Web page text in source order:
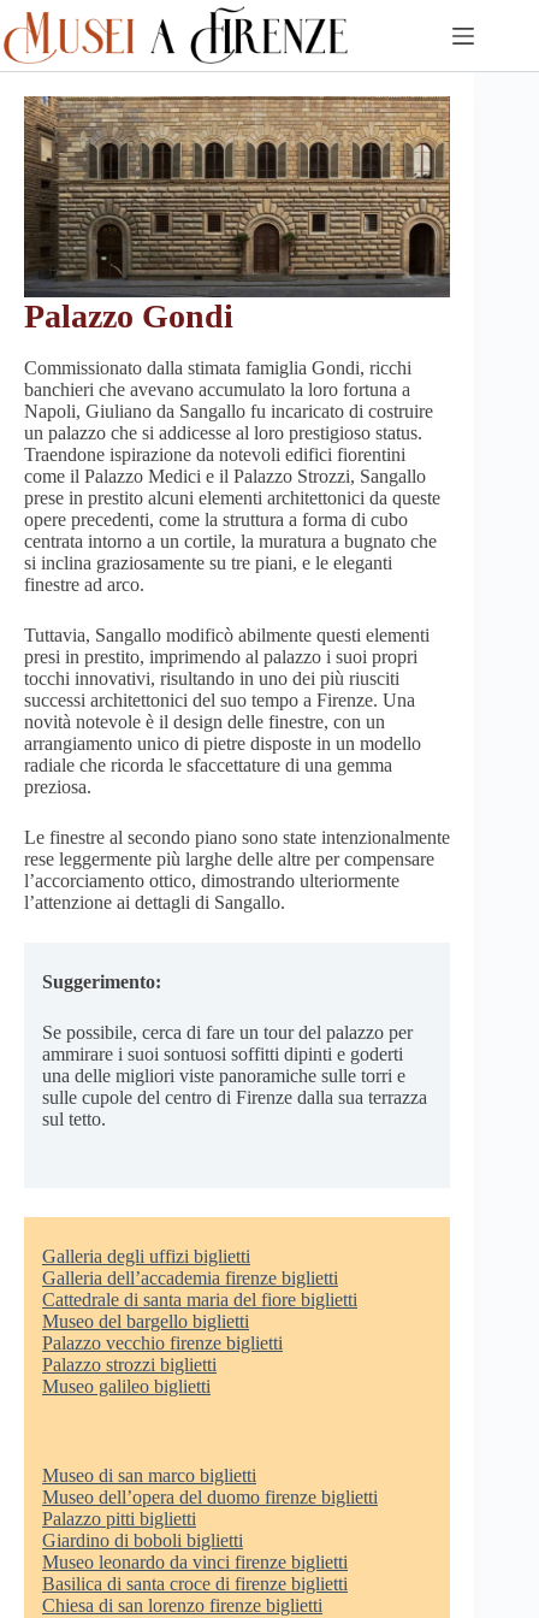
Skip
to
content
Palazzo Gondi
Commissionato dalla stimata famiglia Gondi, ricchi
banchieri che avevano accumulato la loro fortuna a
Napoli, Giuliano da Sangallo fu incaricato di costruire
un palazzo che si addicesse al loro prestigioso status.
Traendone ispirazione da notevoli edifici fiorentini
come il Palazzo Medici e il Palazzo Strozzi, Sangallo
prese in prestito alcuni elementi architettonici da queste
opere precedenti, come la struttura a forma di cubo
centrata intorno a un cortile, la muratura a bugnato che
si inclina graziosamente su tre piani, e le eleganti
finestre ad arco.
Tuttavia, Sangallo modificò abilmente questi elementi
presi in prestito, imprimendo al palazzo i suoi propri
tocchi innovativi, risultando in uno dei più riusciti
successi architettonici del suo tempo a Firenze. Una
novità notevole è il design delle finestre, con un
arrangiamento unico di pietre disposte in un modello
radiale che ricorda le sfaccettature di una gemma
preziosa.
Le finestre al secondo piano sono state intenzionalmente
rese leggermente più larghe delle altre per compensare
l’accorciamento ottico, dimostrando ulteriormente
l’attenzione ai dettagli di Sangallo.
Suggerimento:
Se possibile, cerca di fare un tour del palazzo per
ammirare i suoi sontuosi soffitti dipinti e goderti
una delle migliori viste panoramiche sulle torri e
sulle cupole del centro di Firenze dalla sua terrazza
sul tetto.
Galleria degli uffizi biglietti
Galleria dell’accademia firenze biglietti
Cattedrale di santa maria del fiore biglietti
Museo del bargello biglietti
Palazzo vecchio firenze biglietti
Palazzo strozzi biglietti
Museo galileo biglietti
Museo di san marco biglietti
Museo dell’opera del duomo firenze biglietti
Palazzo pitti biglietti
Giardino di boboli biglietti
Museo leonardo da vinci firenze biglietti
Basilica di santa croce di firenze biglietti
Chiesa di san lorenzo firenze biglietti